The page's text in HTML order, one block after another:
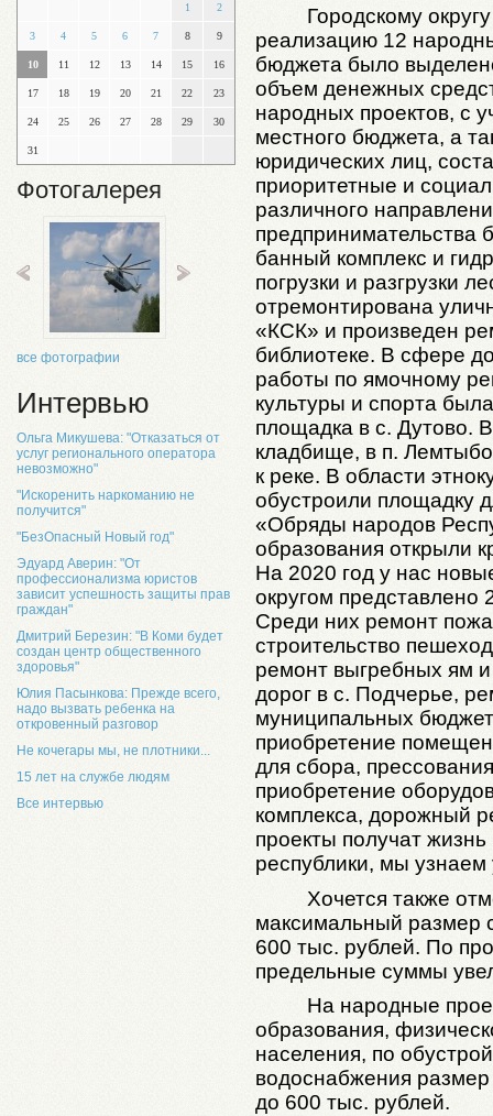
1 2
3 4 5 6 7 8 9
10 11 12 13 14 15 16
17 18 19 20 21 22 23
24 25 26 27 28 29 30
31
Фотогалерея
все фотографии
Интервью
Ольга Микушева: "Отказаться от
услуг регионального оператора
невозможно"
"Искоренить наркоманию не
получится"
"БезОпасный Новый год"
Эдуард Аверин: "От
профессионализма юристов
зависит успешность защиты прав
граждан"
Дмитрий Березин: "В Коми будет
создан центр общественного
здоровья"
Юлия Пасынкова: Прежде всего,
надо вызвать ребенка на
откровенный разговор
Не кочегары мы, не плотники...
15 лет на службе людям
Все интервью
Городскому
реализацию 12
бюджета было
объем денежных
народных проектов, с
местного бюджета, а
юридических лиц,
приоритетные и
различного
банный комплекс и
погрузки и разгрузки
отремонтирована
«КСК» и произведен
библиотеке. В сфере
работы по ямочному
культуры и спорта
площадка в с. Дутово.
кладбище, в п.
к реке. В области
обустроили площадку
«Обряды народов
образования открыли
На 2020 год у нас
округом представлено
Среди них ремонт
строительство
ремонт выгребных ям
дорог в с. Подчерье,
муниципальных
приобретение
для сбора,
приобретение
комплекса, дорожный
проекты получат
республики, мы узнаем
Хочется также
максимальный размер
600 тыс. рублей. По
предельные суммы
На народные
образования,
населения, по
водоснабжения
до 600 тыс. рублей.